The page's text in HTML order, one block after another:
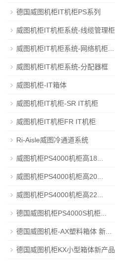
德国威图机柜IT机柜PS系列
威图机柜IT机柜系统-线缆管理柜
威图机柜IT机柜系统-网络机柜...
威图机柜IT机柜系统-分配器框
威图机柜-IT箱体
威图机柜IT机柜-SR IT机柜
威图机柜IT机柜FR IT机柜
Ri-Aisle威图冷通道系统
威图机柜PS4000机柜高18...
威图机柜PS4000机柜高20...
威图机柜PS4000机柜高22...
德国威图机柜PS4000S机柜...
德国威图机柜-AX塑料箱体 新...
德国威图机柜KX小型箱体新产品